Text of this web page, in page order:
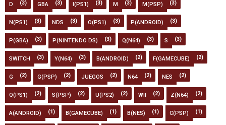
D (3) GBA (3) I(PS1) (3) M (3) M(PSP) (3)
N(PS1) (3) NDS (3) O(PS1) (3) P(ANDROID) (3)
P(GBA) (3) P(NINTENDO DS) (3) Q(N64) (3) S (3)
SWITCH (3) Y(N64) (3) B(ANDROID) (2) F(GAMECUBE) (2)
G (2) G(PSP) (2) JUEGOS (2) N64 (2) NES (2)
Q(PS1) (2) S(PSP) (2) U(PS2) (2) WII (2) Z(N64) (2)
A(ANDROID) (1) B(GAMECUBE) (1) B(NES) (1) C(PSP) (1)